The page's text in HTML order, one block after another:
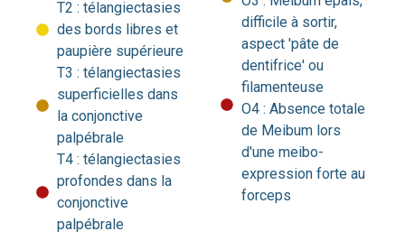
T2 : télangiectasies
des bords libres et
paupière supérieure
T3 : télangiectasies
superficielles dans
la conjonctive
palpébrale
T4 : télangiectasies
profondes dans la
conjonctive
palpébrale
difficile à sortir,
aspect 'pâte de
dentifrice' ou
filamenteuse
O4 : Absence totale
de Meibum lors
d'une meibo-
expression forte au
forceps